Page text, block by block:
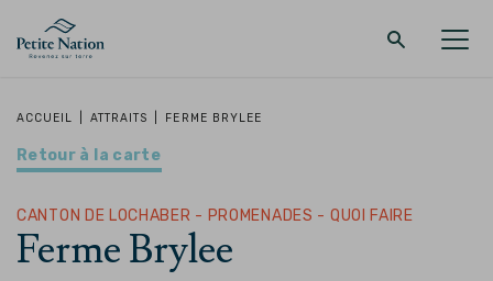
Retour au menu principal
LA RÉGION
Retour au menu principal
PROMENADES – QUOI FAIRE
Retour au menu principal
HÉBERGEMENT
Retour au menu principal
RESTAURANT
ACCUEIL ATTRAITS FERME BRYLEE
Retour à la carte
CANTON DE LOCHABER - PROMENADES - QUOI FAIRE
Ferme Brylee